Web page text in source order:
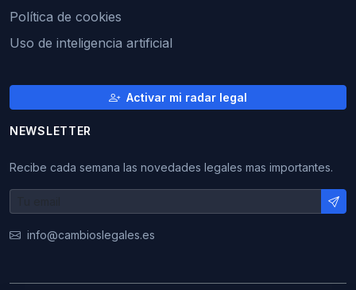
Política de cookies
Uso de inteligencia artificial
Activar mi radar legal
NEWSLETTER
Recibe cada semana las novedades legales mas importantes.
info@cambioslegales.es